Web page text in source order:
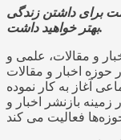
برای داشتن زندگی
بهتر خواهید داشت.
و مقالات، علمی و
در حوزه اخبار و مقالات
آغاز به کار نموده
بازنشر اخبار و